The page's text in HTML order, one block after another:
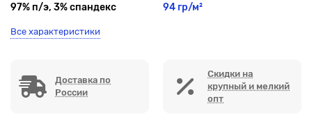
97% п/э, 3% спандекс 94 гр/м²
Все характеристики
Доставка по
России
Скидки на
крупный и мелкий
опт